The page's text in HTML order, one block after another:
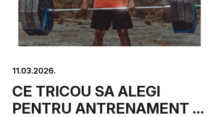
11.03.2026.
CE TRICOU SA ALEGI
PENTRU ANTRENAMENT –